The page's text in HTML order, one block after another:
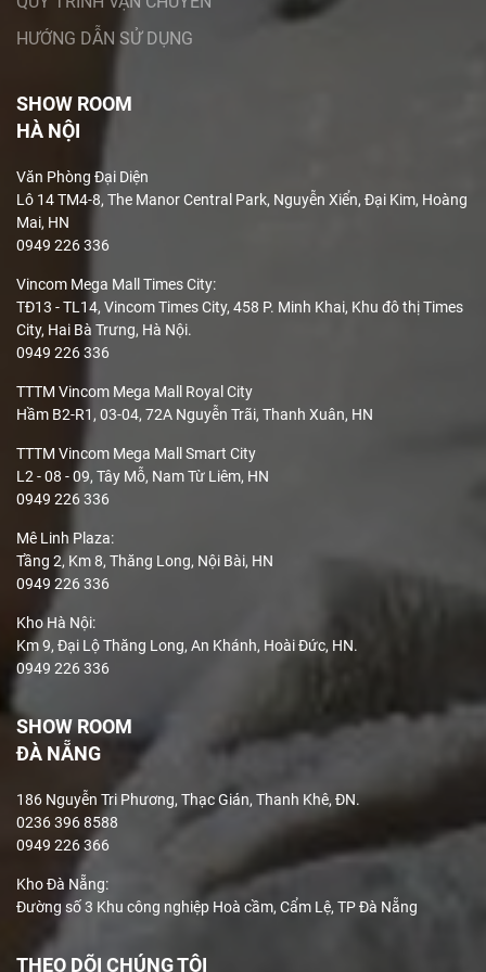
Với 15 năm kinh nghiệm trong thiết kế, nhập khẩu nội thất
cao cấp.Trong quá trình hoạt động, Kims đã được nhiều
người tiêu dùng tín nhiệm trên thị trường. Chúng tôi – Kims
FullHouse đã cho ra đời những sản phẩm với chất lượng
được sản xuất từ những nguyên vật liệu tốt nhất.
những sản phẩm tuyệt vời. Chúng được gia công từ những
đôi tay tài hoa của các nghệ nhân có tay nghề cao. Cùng
với đó sản phẩm của chúng tôi cũng áp dụng những công
cho ra đời những sản phẩm tốt nhất.
Chất liệu bề mặt: Da bò Ý
Chất liệu khung: Gỗ tự nhiên
Chất liệu chân đế: inox
Đôn: 800x600x420mm
HƯỚNG DẪN SỬ DỤNG
SHOW ROOM
HÀ NỘI
Văn Phòng Đại Diện
Lô 14 TM4-8, The Manor Central Park, Nguyễn Xiển, Đại Kim, Hoàng
Mai, HN
0949 226 336
Vincom Mega Mall Times City:
TĐ13 - TL14, Vincom Times City, 458 P. Minh Khai, Khu đô thị Times
City, Hai Bà Trưng, Hà Nội.
0949 226 336
TTTM Vincom Mega Mall Royal City
Hầm B2-R1, 03-04, 72A Nguyễn Trãi, Thanh Xuân, HN
TTTM Vincom Mega Mall Smart City
L2 - 08 - 09, Tây Mỗ, Nam Từ Liêm, HN
0949 226 336
Mê Linh Plaza:
Tầng 2, Km 8, Thăng Long, Nội Bài, HN
0949 226 336
Kho Hà Nội:
Km 9, Đại Lộ Thăng Long, An Khánh, Hoài Đức, HN.
0949 226 336
SHOW ROOM
ĐÀ NẴNG
186 Nguyễn Tri Phương, Thạc Gián, Thanh Khê, ĐN.
0236 396 8588
0949 226 366
Kho Đà Nẵng:
Đường số 3 Khu công nghiệp Hoà cầm, Cẩm Lệ, TP Đà Nẵng
THEO DÕI CHÚNG TÔI